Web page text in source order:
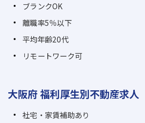
ブランクOK
離職率5％以下
平均年齢20代
リモートワーク可
大阪府 福利厚生別不動産求人
社宅・家賃補助あり